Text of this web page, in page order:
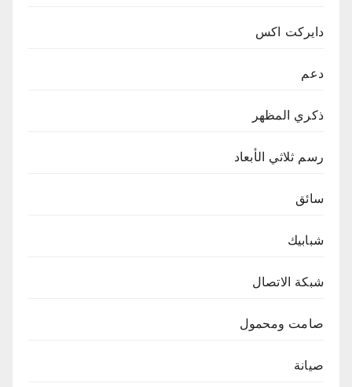
دايركت اكس
دعم
ذكري المظهر
رسم ثلاثي الأبعاد
سائق
شبابيك
شبكة الاتصال
صامت ومحمول
صيانة